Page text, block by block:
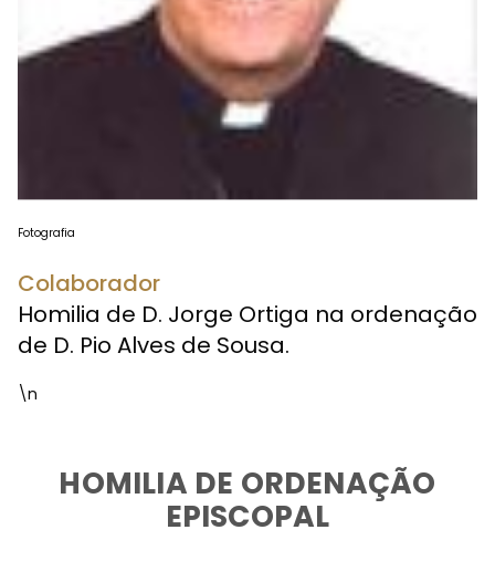
Fotografia
Colaborador
Homilia de D. Jorge Ortiga na ordenação
de D. Pio Alves de Sousa.
\n
HOMILIA DE ORDENAÇÃO
EPISCOPAL